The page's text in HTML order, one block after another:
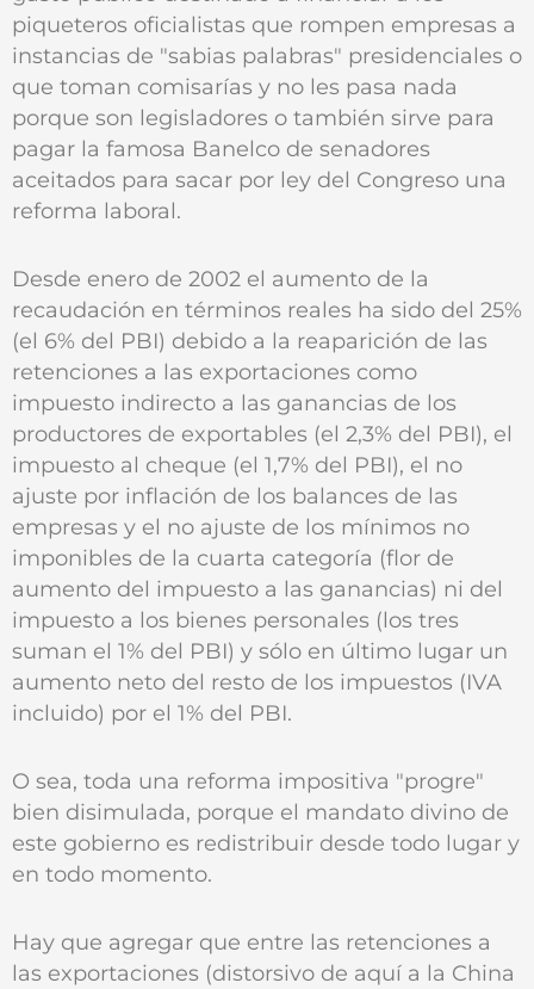
piqueteros oficialistas que rompen empresas a
instancias de "sabias palabras" presidenciales o
que toman comisarías y no les pasa nada
porque son legisladores o también sirve para
pagar la famosa Banelco de senadores
aceitados para sacar por ley del Congreso una
reforma laboral.
Desde enero de 2002 el aumento de la
recaudación en términos reales ha sido del 25%
(el 6% del PBI) debido a la reaparición de las
retenciones a las exportaciones como
impuesto indirecto a las ganancias de los
productores de exportables (el 2,3% del PBI), el
impuesto al cheque (el 1,7% del PBI), el no
ajuste por inflación de los balances de las
empresas y el no ajuste de los mínimos no
imponibles de la cuarta categoría (flor de
aumento del impuesto a las ganancias) ni del
impuesto a los bienes personales (los tres
suman el 1% del PBI) y sólo en último lugar un
aumento neto del resto de los impuestos (IVA
incluido) por el 1% del PBI.
O sea, toda una reforma impositiva "progre"
bien disimulada, porque el mandato divino de
este gobierno es redistribuir desde todo lugar y
en todo momento.
Hay que agregar que entre las retenciones a
las exportaciones (distorsivo de aquí a la China